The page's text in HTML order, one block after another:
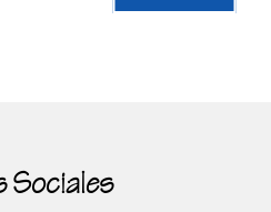
Sociales